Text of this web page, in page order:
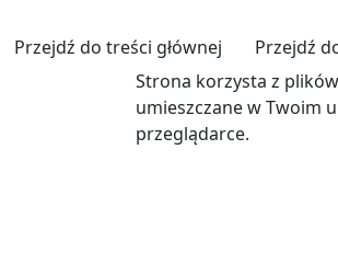
Przejdź do treści głównej Przejdź
Strona korzysta z
umieszczane w Twoim
przeglądarce.